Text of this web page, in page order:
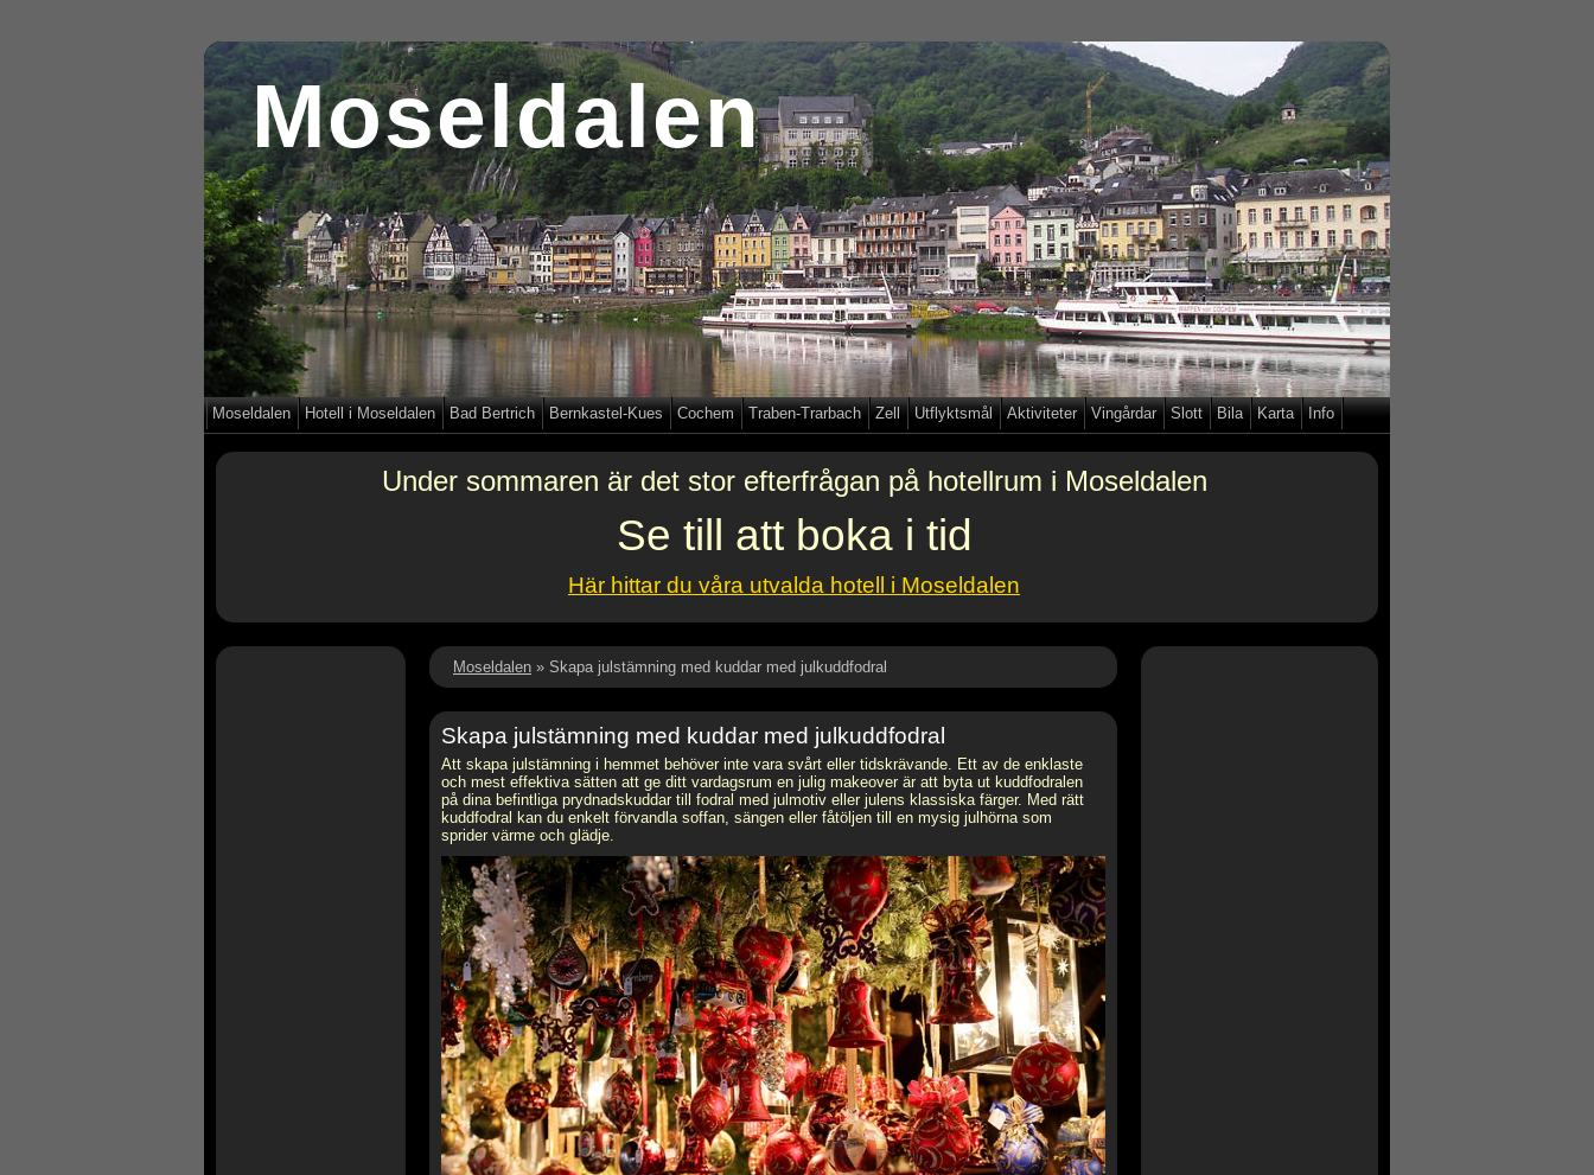
Moseldalen
Moseldalen Hotell i Moseldalen Bad Bertrich Bernkastel-Kues Cochem Traben-Trarbach Zell Utflyktsmål Aktiviteter Vingårdar Slott Bila Karta Info
Under sommaren är det stor efterfrågan på hotellrum i Moseldalen
Se till att boka i tid
Här hittar du våra utvalda hotell i Moseldalen
Moseldalen » Skapa julstämning med kuddar med julkuddfodral
Skapa julstämning med kuddar med julkuddfodral
Att skapa julstämning i hemmet behöver inte vara svårt eller tidskrävande. Ett av de enklaste
och mest effektiva sätten att ge ditt vardagsrum en julig makeover är att byta ut kuddfodralen
på dina befintliga prydnadskuddar till fodral med julmotiv eller julens klassiska färger. Med rätt
kuddfodral kan du enkelt förvandla soffan, sängen eller fåtöljen till en mysig julhörna som
sprider värme och glädje.